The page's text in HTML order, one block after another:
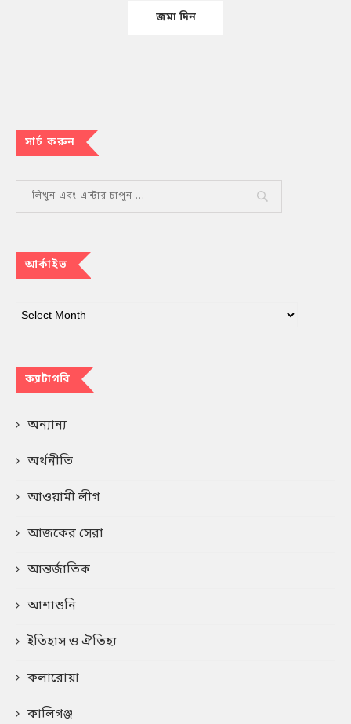
সার্চ করুন
আর্কাইভ
ক্যাটাগরি
অন্যান্য
অর্থনীতি
আওয়ামী লীগ
আজকের সেরা
আন্তর্জাতিক
আশাশুনি
ইতিহাস ও ঐতিহ্য
কলারোয়া
কালিগঞ্জ